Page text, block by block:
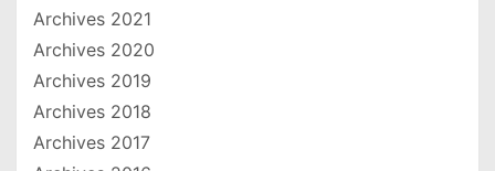
Archives 2021
Archives 2020
Archives 2019
Archives 2018
Archives 2017